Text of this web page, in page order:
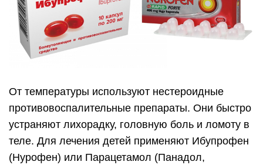
От температуры используют нестероидные
противовоспалительные препараты. Они быстро
устраняют лихорадку, головную боль и ломоту в
теле. Для лечения детей применяют Ибупрофен
(Нурофен) или Парацетамол (Панадол,